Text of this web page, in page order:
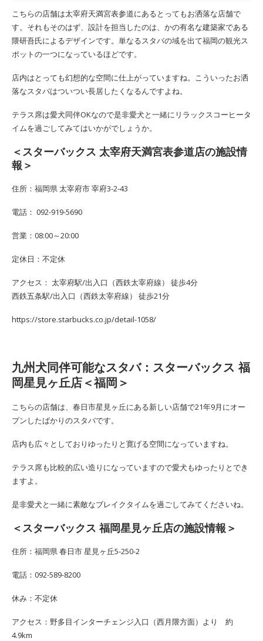
こちらの店舗は太宰府天満宮表参道にあるとってもお洒落な店舗で
す。それもそのはず、設計を担当したのは、かの有名な建築家である
隈研吾氏によるデザインです。単なるスタバの域を出て福岡の観光ス
ポットの一つになっているほどです。
店内はとっても幻想的な空間に仕上がっていますね。こういったお洒
落なスタバはついつい長居したくなるんですよね。
テラス席は愛犬同伴OKなので是非愛犬と一緒にリラックスコーヒータ
イムを過ごしてみてはいかがでしょうか。
＜スターバックス 太宰府天満宮表参道店の施設情
報＞
住所：福岡県 太宰府市 宰府3-2-43
電話： 092-919-5690
営業：08:00～20:00
定休日：不定休
アクセス： 太宰府駅/出入口（西鉄太宰府線） 徒歩4分
西鉄五条駅/出入口（西鉄太宰府線） 徒歩21分
https://store.starbucks.co.jp/detail-1058/
九州犬同伴可能なスタバ：スターバックス 福
岡星見ヶ丘店＜福岡＞
こちらの店舗は、春日市星見ヶ丘にある新しい店舗で21年9月にオー
プンしたばかりのスタバです。
店内も広々としておりゆったりと寛げる空間になっていますね。
テラス席も比較的広い造りになっていますので愛犬もゆったりとでき
ますよ。
是非愛犬と一緒に素敵なブレイクタイムを過ごしてみてくださいね。
＜スターバックス 福岡星見ヶ丘店の施設情報＞
住所：福岡県 春日市 星見ヶ丘5-250-2
電話：092-589-8200
休み：不定休
アクセス：野多目インターチェンジ入口（西月隈方面）より 約
4.9km